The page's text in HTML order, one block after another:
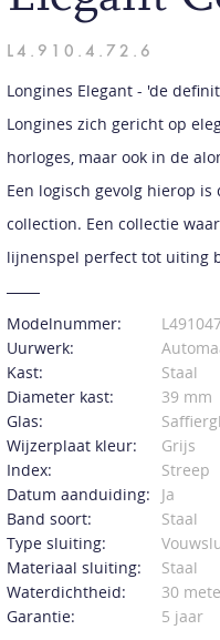
L4.910.4.72.6
Longines Elegant - 'de
Longines zich gericht op
horloges, maar ook in de
Een logisch gevolg hierop
collection. Een collectie
lijnenspel perfect tot uiting
Modelnummer:
Uurwerk:
Kast:
Staal
Diameter kast:
39 mm
Glas:
Wijzerplaat kleur:
Grijs
Index:
Streep
Datum aanduiding:
Ja
Band soort:
Staal
Type sluiting:
Materiaal sluiting:
Staal
Waterdichtheid:
30
Garantie:
5 jaar